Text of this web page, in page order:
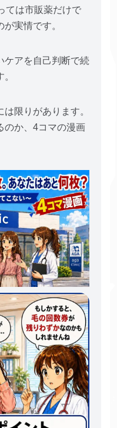
ては市販薬だけで
実情です。
ケアを自己判断で続
限りがあります。
のか、4コマの漫画